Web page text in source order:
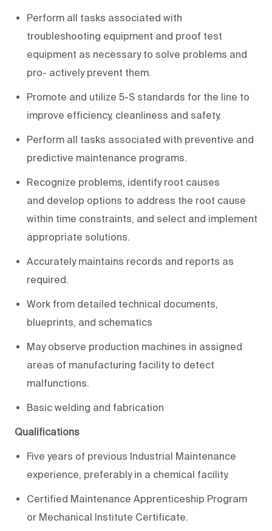
Perform all tasks associated with
troubleshooting equipment and proof test
equipment as necessary to solve problems and
pro- actively prevent them.
Promote and utilize 5-S standards for the line to
improve efficiency, cleanliness and safety.
Perform all tasks associated with preventive and
predictive maintenance programs.
Recognize problems, identify root causes
and develop options to address the root cause
within time constraints, and select and implement
appropriate solutions.
Accurately maintains records and reports as
required.
Work from detailed technical documents,
blueprints, and schematics
May observe production machines in assigned
areas of manufacturing facility to detect
malfunctions.
Basic welding and fabrication
Qualifications
Five years of previous Industrial Maintenance
experience, preferably in a chemical facility.
Certified Maintenance Apprenticeship Program
or Mechanical Institute Certificate.